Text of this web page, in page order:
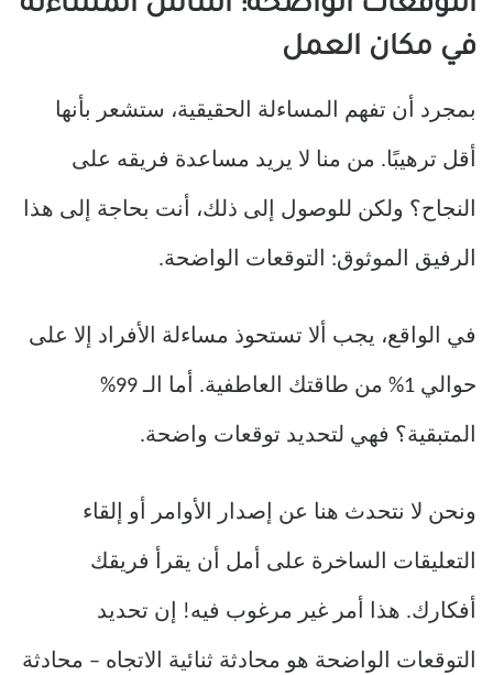
التوقعات الواضحة: أساس المساءلة
في مكان العمل
بمجرد أن تفهم المساءلة الحقيقية، ستشعر بأنها
أقل ترهيبًا. من منا لا يريد مساعدة فريقه على
النجاح؟ ولكن للوصول إلى ذلك، أنت بحاجة إلى هذا
الرفيق الموثوق: التوقعات الواضحة.
في الواقع، يجب ألا تستحوذ مساءلة الأفراد إلا على
حوالي 1% من طاقتك العاطفية. أما الـ 99%
المتبقية؟ فهي لتحديد توقعات واضحة.
ونحن لا نتحدث هنا عن إصدار الأوامر أو إلقاء
التعليقات الساخرة على أمل أن يقرأ فريقك
أفكارك. هذا أمر غير مرغوب فيه! إن تحديد
التوقعات الواضحة هو محادثة ثنائية الاتجاه – محادثة